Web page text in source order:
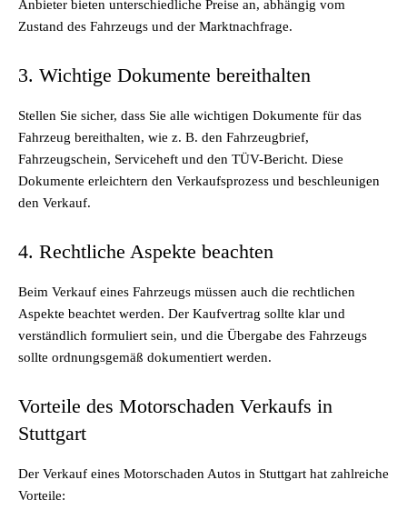
Anbieter bieten unterschiedliche Preise an, abhängig vom
Zustand des Fahrzeugs und der Marktnachfrage.
3. Wichtige Dokumente bereithalten
Stellen Sie sicher, dass Sie alle wichtigen Dokumente für das
Fahrzeug bereithalten, wie z. B. den Fahrzeugbrief,
Fahrzeugschein, Serviceheft und den TÜV-Bericht. Diese
Dokumente erleichtern den Verkaufsprozess und beschleunigen
den Verkauf.
4. Rechtliche Aspekte beachten
Beim Verkauf eines Fahrzeugs müssen auch die rechtlichen
Aspekte beachtet werden. Der Kaufvertrag sollte klar und
verständlich formuliert sein, und die Übergabe des Fahrzeugs
sollte ordnungsgemäß dokumentiert werden.
Vorteile des Motorschaden Verkaufs in
Stuttgart
Der Verkauf eines Motorschaden Autos in Stuttgart hat zahlreiche
Vorteile: